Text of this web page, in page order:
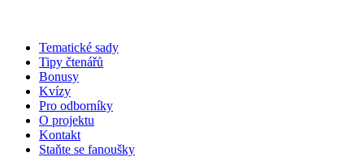
Tematické sady
Tipy čtenářů
Bonusy
Kvízy
Pro odborníky
O projektu
Kontakt
Staňte se fanoušky